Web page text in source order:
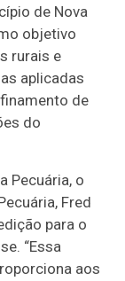
de Nova
objetivo
rurais e
aplicadas
de
do
Pecuária, o
Fred
para o
“Essa
aos